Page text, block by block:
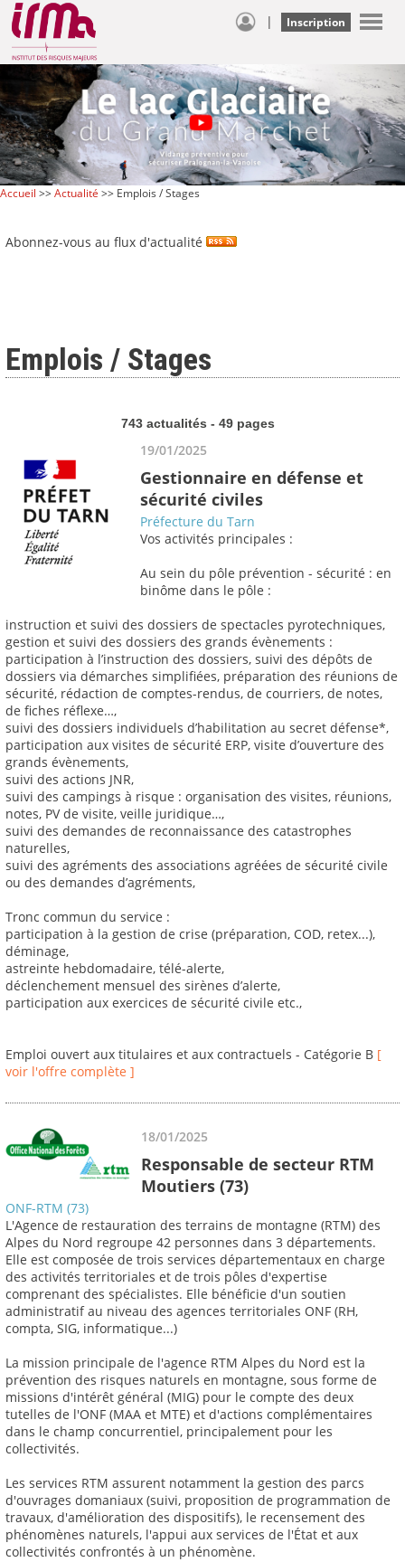
| Inscription
Accueil >>Actualité >> Emplois / Stages
Abonnez-vous au flux d'actualité
Emplois / Stages
743 actualités - 49 pages
19/01/2025
Gestionnaire en défense et
sécurité civiles
Préfecture du Tarn
Vos activités principales :
Au sein du pôle prévention - sécurité : en
binôme dans le pôle :
instruction et suivi des dossiers de spectacles pyrotechniques,
gestion et suivi des dossiers des grands évènements :
participation à l’instruction des dossiers, suivi des dépôts de
dossiers via démarches simplifiées, préparation des réunions de
sécurité, rédaction de comptes-rendus, de courriers, de notes,
de fiches réflexe…,
suivi des dossiers individuels d’habilitation au secret défense*,
participation aux visites de sécurité ERP, visite d’ouverture des
grands évènements,
suivi des actions JNR,
suivi des campings à risque : organisation des visites, réunions,
notes, PV de visite, veille juridique…,
suivi des demandes de reconnaissance des catastrophes
naturelles,
suivi des agréments des associations agréées de sécurité civile
ou des demandes d’agréments,
Tronc commun du service :
participation à la gestion de crise (préparation, COD, retex...),
déminage,
astreinte hebdomadaire, télé-alerte,
déclenchement mensuel des sirènes d’alerte,
participation aux exercices de sécurité civile etc.,
Emploi ouvert aux titulaires et aux contractuels - Catégorie B [
voir l'offre complète ]
18/01/2025
Responsable de secteur RTM
Moutiers (73)
ONF-RTM (73)
L'Agence de restauration des terrains de montagne (RTM) des
Alpes du Nord regroupe 42 personnes dans 3 départements.
Elle est composée de trois services départementaux en charge
des activités territoriales et de trois pôles d'expertise
comprenant des spécialistes. Elle bénéficie d'un soutien
administratif au niveau des agences territoriales ONF (RH,
compta, SIG, informatique...)
La mission principale de l'agence RTM Alpes du Nord est la
prévention des risques naturels en montagne, sous forme de
missions d'intérêt général (MIG) pour le compte des deux
tutelles de l'ONF (MAA et MTE) et d'actions complémentaires
dans le champ concurrentiel, principalement pour les
collectivités.
Les services RTM assurent notamment la gestion des parcs
d'ouvrages domaniaux (suivi, proposition de programmation de
travaux, d'amélioration des dispositifs), le recensement des
phénomènes naturels, l'appui aux services de l'État et aux
collectivités confrontés à un phénomène.